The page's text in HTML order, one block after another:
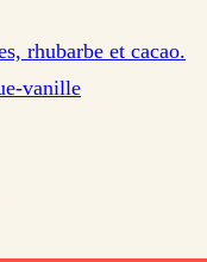
rhubarbe et cacao.
vanille